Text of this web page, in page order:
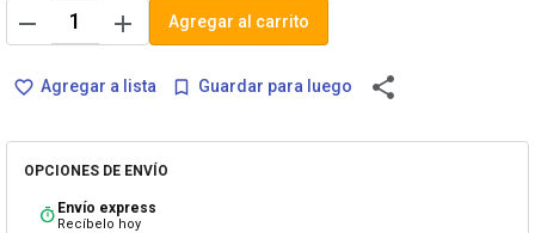
remove add Agregar al carrito
favorite_border Agregar a lista bookmark_border Guardar para luego share
OPCIONES DE ENVÍO
timer Envío express
Recíbelo hoy